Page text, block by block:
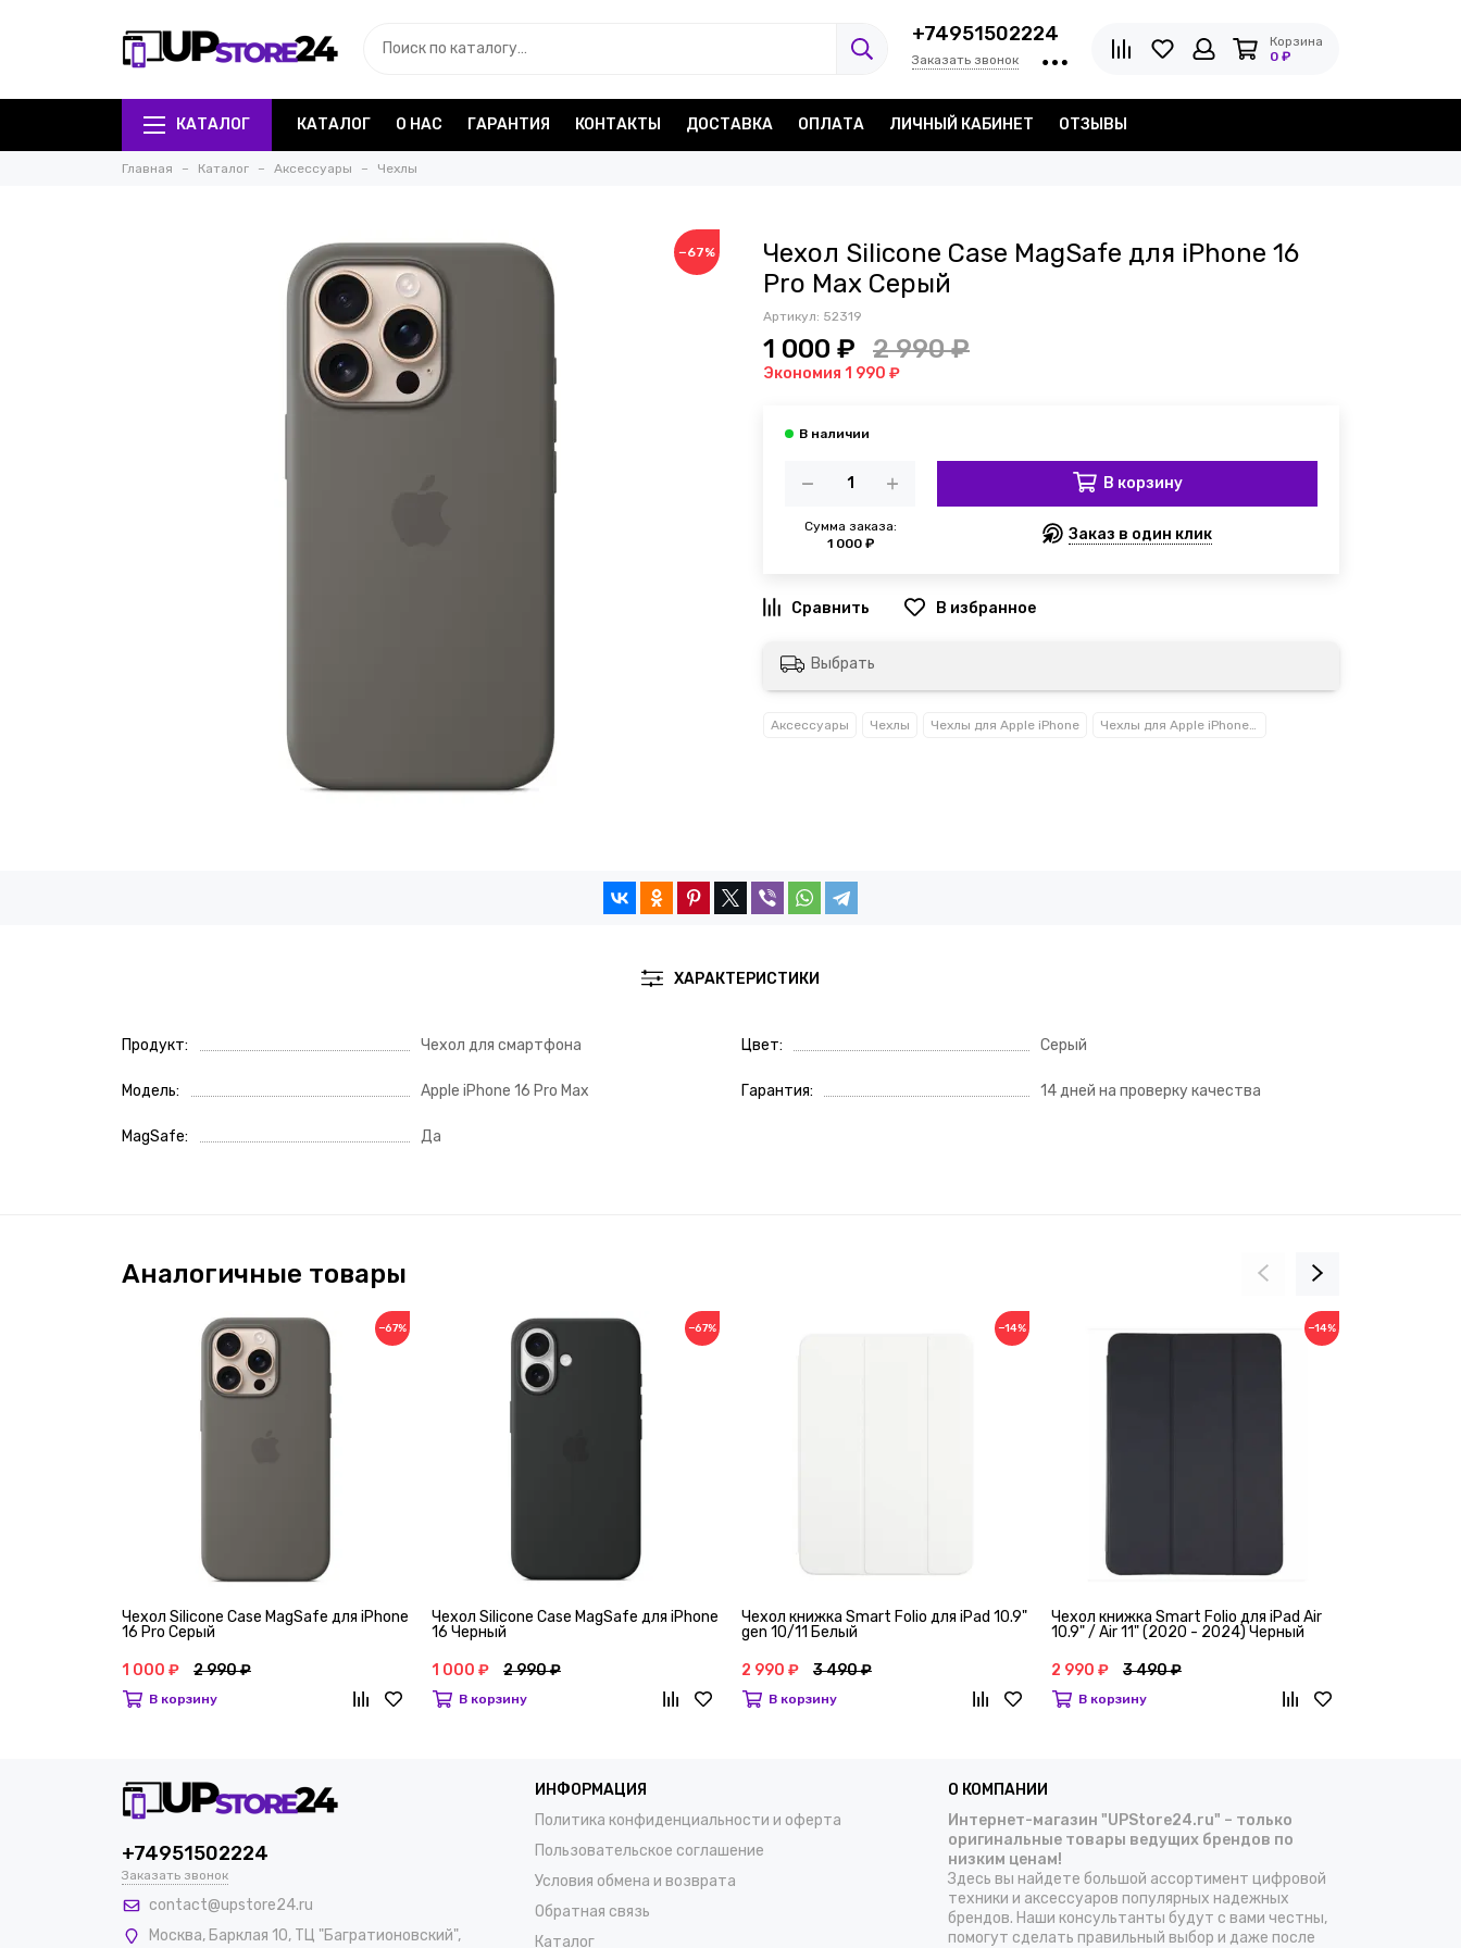
+74951502224
Заказать звонок
Корзина
0 ₽
КАТАЛОГ КАТАЛОГ О НАС ГАРАНТИЯ КОНТАКТЫ ДОСТАВКА ОПЛАТА ЛИЧНЫЙ КАБИНЕТ ОТЗЫВЫ
Главная Каталог Аксессуары Чехлы
−67%
Чехол Silicone Case MagSafe для iPhone 16
Pro Max Серый
Артикул: 52319
1 000 ₽ 2 990 ₽
Экономия 1 990 ₽
Сумма заказа:
1 000 ₽
В корзину
Заказ в один клик
Выбрать
Аксессуары Чехлы Чехлы для Apple iPhone Чехлы для Apple iPhone 16 / 16 Plus / 16 Pro / 16 Pro Max
ХАРАКТЕРИСТИКИ
Продукт Чехол для смартфона
Модель Apple iPhone 16 Pro Max
MagSafe Да
Цвет Серый
Гарантия 14 дней на проверку качества
Аналогичные товары
−67%
Чехол Silicone Case MagSafe для iPhone
16 Pro Серый
1 000 ₽ 2 990 ₽
В корзину
−67%
Чехол Silicone Case MagSafe для iPhone
16 Черный
1 000 ₽ 2 990 ₽
В корзину
−14%
Чехол книжка Smart Folio для iPad 10.9"
gen 10/11 Белый
2 990 ₽ 3 490 ₽
В корзину
−14%
Чехол книжка Smart Folio для iPad Air
10.9" / Air 11" (2020 - 2024) Черный
2 990 ₽ 3 490 ₽
В корзину
+74951502224
Заказать звонок
contact@upstore24.ru
Москва, Барклая 10, ТЦ "Багратионовский",
ИНФОРМАЦИЯ
Политика конфиденциальности и оферта
Пользовательское соглашение
Условия обмена и возврата
Обратная связь
Каталог
О КОМПАНИИ
Интернет-магазин "UPStore24.ru" – только
оригинальные товары ведущих брендов по
низким ценам!
Здесь вы найдете большой ассортимент цифровой
техники и аксессуаров популярных надежных
брендов. Наши консультанты будут с вами честны,
помогут сделать правильный выбор и даже после